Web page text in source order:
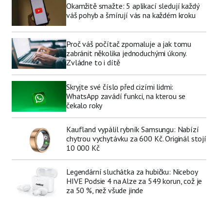
Okamžitě smažte: 5 aplikací sledují každý
váš pohyb a šmírují vás na každém kroku
Proč váš počítač zpomaluje a jak tomu
zabránit několika jednoduchými úkony.
Zvládne to i dítě
Skryjte své číslo před cizími lidmi:
WhatsApp zavádí funkci, na kterou se
čekalo roky
Kaufland vypálil rybník Samsungu: Nabízí
chytrou vychytávku za 600 Kč. Originál stojí
10 000 Kč
Legendární sluchátka za hubičku: Niceboy
HIVE Podsie 4 na Alze za 549 korun, což je
za 50 %, než všude jinde